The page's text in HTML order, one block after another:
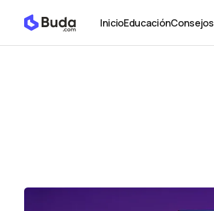
InicioEducaciónConsejos
NL This is fine...🐕🔥